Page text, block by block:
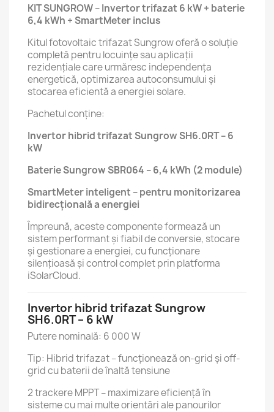
KIT SUNGROW – Invertor trifazat 6 kW + baterie
6,4 kWh + SmartMeter inclus
Kitul fotovoltaic trifazat Sungrow oferă o soluție
completă pentru locuințe sau aplicații
rezidențiale care urmăresc independența
energetică, optimizarea autoconsumului și
stocarea eficientă a energiei solare.
Pachetul conține:
Invertor hibrid trifazat Sungrow SH6.0RT – 6
kW
Baterie Sungrow SBR064 – 6,4 kWh (2 module)
SmartMeter inteligent – pentru monitorizarea
bidirecțională a energiei
Împreună, aceste componente formează un
sistem performant și fiabil de conversie, stocare
și gestionare a energiei, cu funcționare
silențioasă și control complet prin platforma
iSolarCloud.
Invertor hibrid trifazat Sungrow
SH6.0RT – 6 kW
Putere nominală: 6 000 W
Tip: Hibrid trifazat – funcționează on-grid și off-
grid cu baterii de înaltă tensiune
2 trackere MPPT – maximizare eficiență în
sisteme cu mai multe orientări ale panourilor